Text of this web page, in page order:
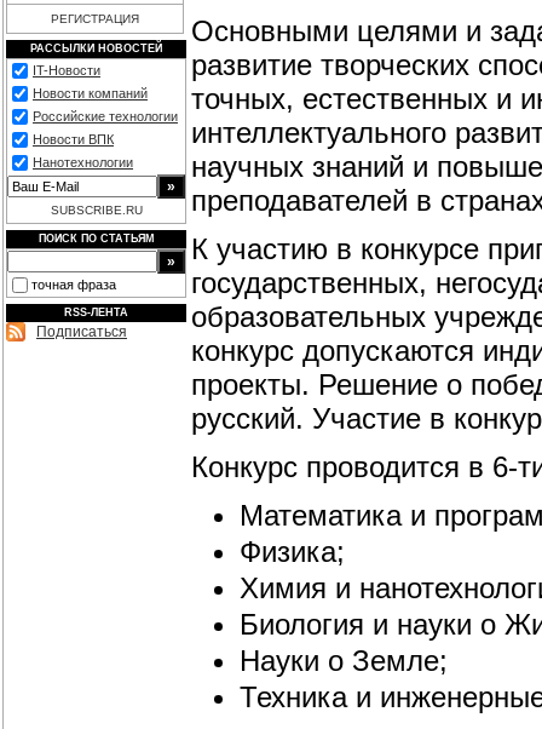
РЕГИСТРАЦИЯ
РАССЫЛКИ НОВОСТЕЙ
IT-Новости
Новости компаний
Российские технологии
Новости ВПК
Нанотехнологии
SUBSCRIBE.RU
ПОИСК ПО СТАТЬЯМ
точная фраза
RSS-ЛЕНТА
Подписаться
Основными целями и
развитие творческих
точных, естественных и
интеллектуального
научных знаний и
преподавателей в
К участию в конкурсе
государственных,
образовательных
конкурс допускаются
проекты. Решение о
русский. Участие в
Конкурс проводится в 6-
Математика и
Физика;
Химия и
Биология и науки о
Науки о Земле;
Техника и